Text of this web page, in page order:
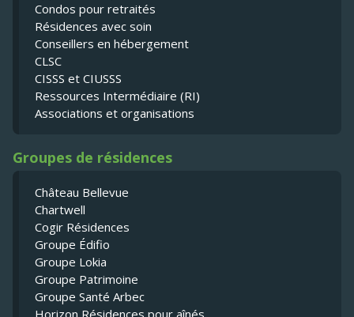
Condos pour retraités
Résidences avec soin
Conseillers en hébergement
CLSC
CISSS et CIUSSS
Ressources Intermédiaire (RI)
Associations et organisations
Groupes de résidences
Château Bellevue
Chartwell
Cogir Résidences
Groupe Édifio
Groupe Lokia
Groupe Patrimoine
Groupe Santé Arbec
Horizon Résidences pour aînés